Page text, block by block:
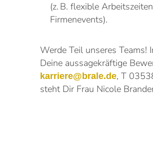
(z. B. flexible
Firmenevents).
Werde Teil unseres Teams!
Deine aussagekräftige
karriere@brale.de, T
steht Dir Frau Nicole